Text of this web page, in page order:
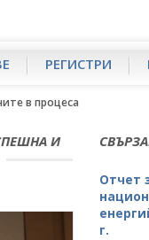
РЕГИСТРИ
в процеса
И
Отчет
г.